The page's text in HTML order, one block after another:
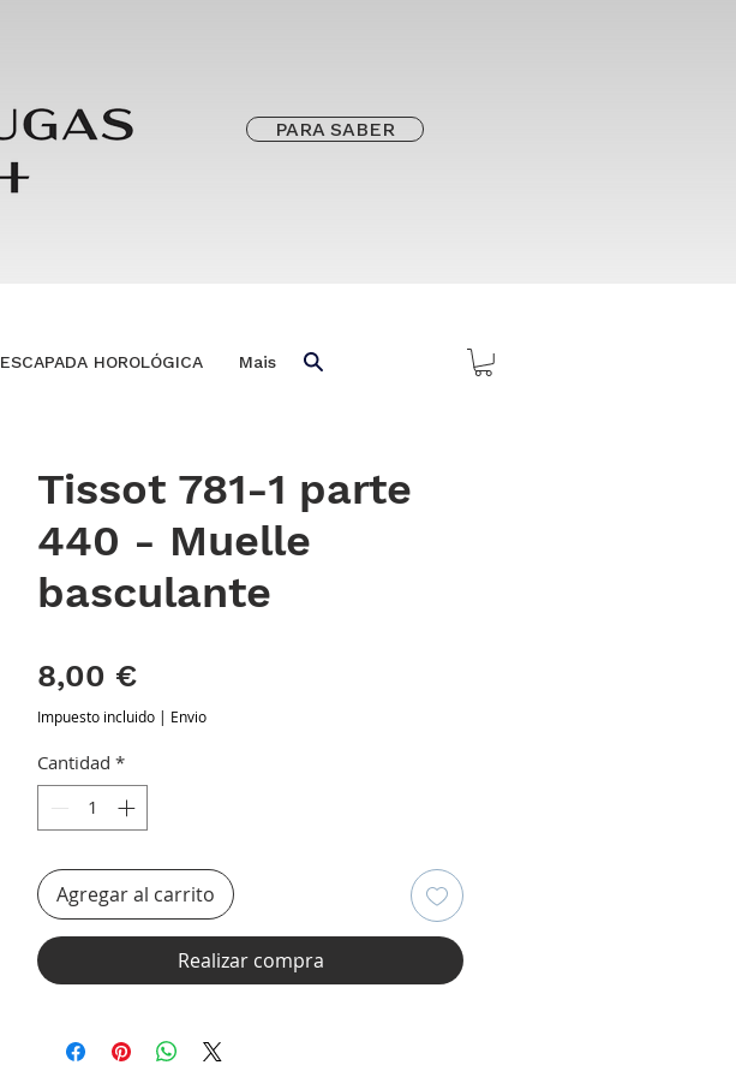
PARA SABER
ESCAPADA HOROLÓGICA Mais
Tissot 781-1 parte
440 - Muelle
basculante
8,00 €Precio
Impuesto incluido | Envio
Cantidad *
Agregar al carrito
Realizar compra